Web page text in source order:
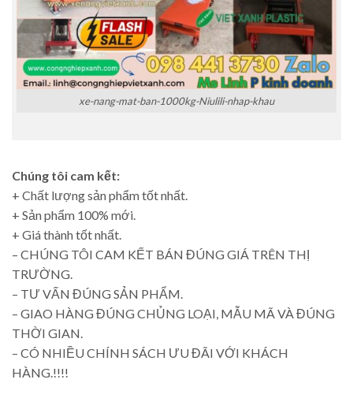
xe-nang-mat-ban-1000kg-Niulili-nhap-khau
Chúng tôi cam kết:
+ Chất lượng sản phẩm tốt nhất.
+ Sản phẩm 100% mới.
+ Giá thành tốt nhất.
– CHÚNG TÔI CAM KẾT BÁN ĐÚNG GIÁ TRÊN THỊ
TRƯỜNG.
– TƯ VẤN ĐÚNG SẢN PHẨM.
– GIAO HÀNG ĐÚNG CHỦNG LOẠI, MẪU MÃ VÀ ĐÚNG
THỜI GIAN.
– CÓ NHIỀU CHÍNH SÁCH ƯU ĐÃI VỚI KHÁCH
HÀNG.!!!!